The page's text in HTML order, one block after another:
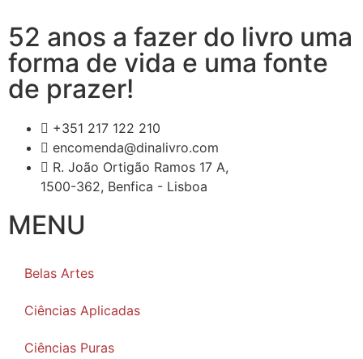
52 anos a fazer do livro uma
forma de vida e uma fonte
de prazer!
+351 217 122 210
encomenda@dinalivro.com
R. João Ortigão Ramos 17 A,
1500-362, Benfica - Lisboa
MENU
Belas Artes
Ciências Aplicadas
Ciências Puras